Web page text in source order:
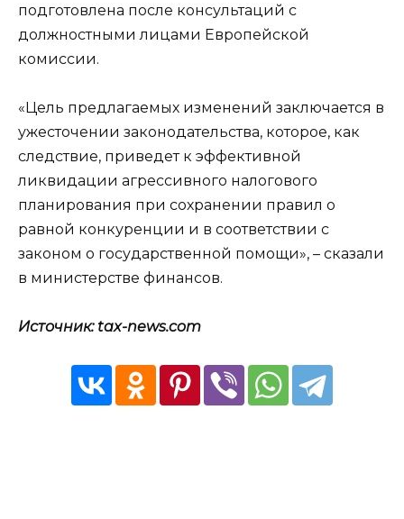
подготовлена ​​после консультаций с
должностными лицами Европейской
комиссии.
«Цель предлагаемых изменений заключается в
ужесточении законодательства, которое, как
следствие, приведет к эффективной
ликвидации агрессивного налогового
планирования при сохранении правил о
равной конкуренции и в соответствии с
законом о государственной помощи», – сказали
в министерстве финансов.
Источник: tax-news.com